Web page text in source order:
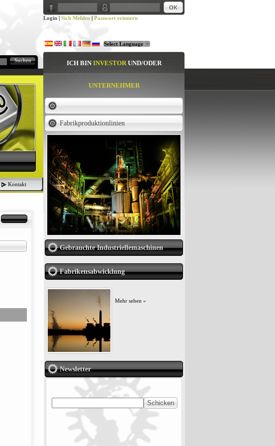
Suchen
Kontakt
Login | Sich Melden | Passwort erinnern
Select Language ▼
ICH BININVESTORUND/ODER
UNTERNEHMER
Fabrikproduktionlinien
Gebrauchte Industriellemaschinen
Fabrikensabwicklung
Mehr sehen »
Newsletter